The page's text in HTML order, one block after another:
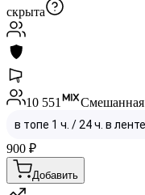
скрыта
10 551 Смешанная
900 ₽
Добавить